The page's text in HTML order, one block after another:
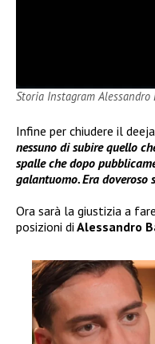
Storia Instagram Alessandro
Infine per chiudere il
nessuno di subire quello
spalle che dopo
galantuomo. Era doveroso
Ora sarà la giustizia a
posizioni di Alessandro